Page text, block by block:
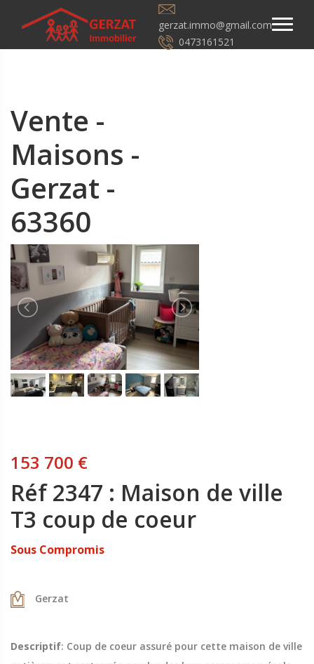
gerzat.immo@gmail.com
0473161521
Vente -
Maisons -
Gerzat -
63360
153 700 €
Réf 2347 : Maison de ville
T3 coup de coeur
Sous Compromis
Gerzat
Descriptif: Coup de coeur assuré pour cette maison de ville